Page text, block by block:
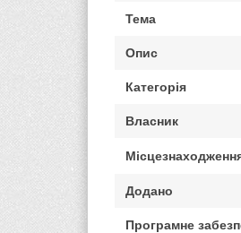
Тема
Опис
Категорія
Власник
Додано
Програмне